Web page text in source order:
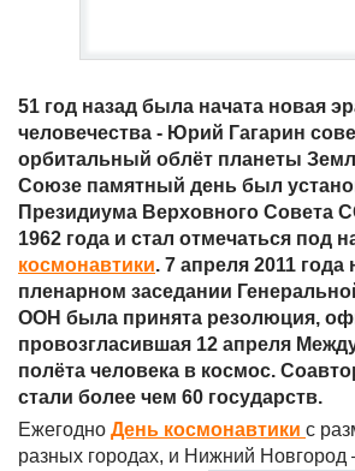
51 год назад была начата новая
человечества - Юрий Гагарин
орбитальный облёт планеты
Союзе памятный день был
Президиума Верховного Совета
1962 года и стал отмечаться под
космонавтики. 7 апреля 2011
пленарном заседании
ООН была принята резолюция,
провозгласившая 12 апреля
полёта человека в космос.
стали более чем 60 государств.
Ежегодно День космонавтики с
разных городах, и Нижний Новгород